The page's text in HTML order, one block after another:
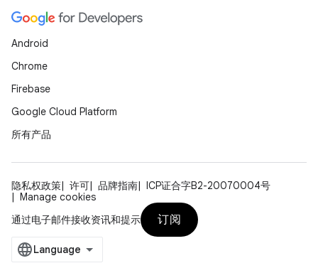
Android
Chrome
Firebase
Google Cloud Platform
所有产品
隐私权政策 许可 品牌指南
ICP证合字B2-20070004号
Manage cookies
通过电子邮件接收资讯和提示
订阅